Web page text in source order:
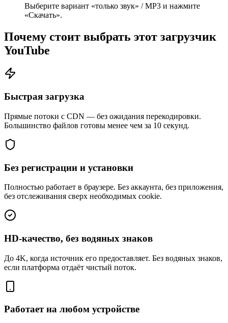
Выберите вариант «только звук» / MP3 и нажмите
«Скачать».
Почему стоит выбрать этот загрузчик
YouTube
Быстрая загрузка
Прямые потоки с CDN — без ожидания перекодировки.
Большинство файлов готовы менее чем за 10 секунд.
Без регистрации и установки
Полностью работает в браузере. Без аккаунта, без приложения,
без отслеживания сверх необходимых cookie.
HD-качество, без водяных знаков
До 4K, когда источник его предоставляет. Без водяных знаков,
если платформа отдаёт чистый поток.
Работает на любом устройстве